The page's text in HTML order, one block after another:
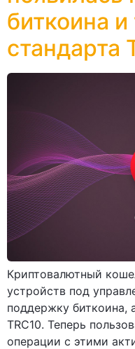
биткоина и
стандарта
Криптовалютный
устройств под
поддержку биткоина,
TRC10. Теперь
операции с этими